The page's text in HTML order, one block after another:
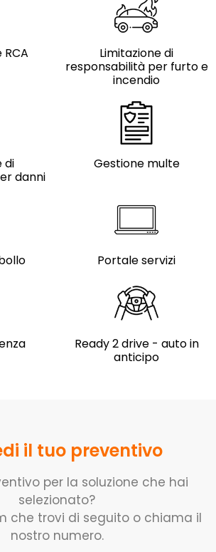
Limitazione di
responsabilità per furto e
incendio
di
danni
Gestione multe
Portale servizi
Ready 2 drive - auto in
anticipo
il tuo preventivo
per la soluzione che hai
selezionato?
che trovi di seguito o chiama il
nostro numero.